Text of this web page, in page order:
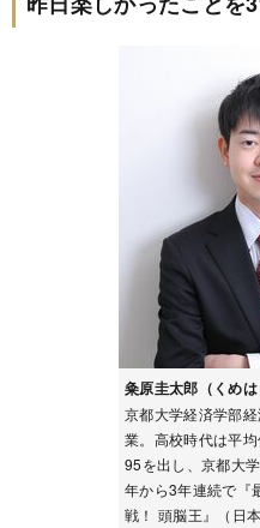
粂原圭太郎（くめは
京都大学経済学部
業。高校時代は平
95を出し、京都大
年から3年連続で『
戦！ 頭脳王』（日